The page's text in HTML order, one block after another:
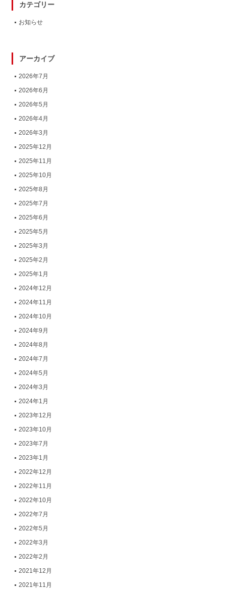
カテゴリー
お知らせ
アーカイブ
2026年7月
2026年6月
2026年5月
2026年4月
2026年3月
2025年12月
2025年11月
2025年10月
2025年8月
2025年7月
2025年6月
2025年5月
2025年3月
2025年2月
2025年1月
2024年12月
2024年11月
2024年10月
2024年9月
2024年8月
2024年7月
2024年5月
2024年3月
2024年1月
2023年12月
2023年10月
2023年7月
2023年1月
2022年12月
2022年11月
2022年10月
2022年7月
2022年5月
2022年3月
2022年2月
2021年12月
2021年11月